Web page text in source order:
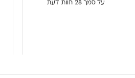
על סמך 28 חוות דעת